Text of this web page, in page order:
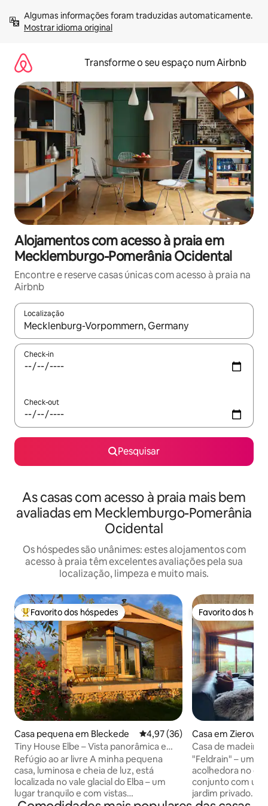
para
Mostrar idioma original
Transforme o seu espaço num Airbnb
Alojamentos com acesso à praia em
Mecklemburgo-Pomerânia Ocidental
Encontre e reserve casas únicas com acesso à praia na
Airbnb
Localização
Quando os resultados estiverem disponíveis, navegue com
Check-in
Check-out
Pesquisar
As casas com acesso à praia mais bem
avaliadas em Mecklemburgo-Pomerânia
Ocidental
Os hóspedes são unânimes: estes alojamentos com
acesso à praia têm excelentes avaliações pela sua
localização, limpeza e muito mais.
Favoritos dos hóspedes mais apreciados
Favorito dos hóspedes
Casa pequena em Bleckede Classificação média de 4,97
4,97 (36)
Tiny House Elbe – Vista panorâmica e
tranquilidade
Refúgio ao ar livre A minha pequena
casa, luminosa e cheia de luz, está
localizada no vale glacial do Elba – um
lugar tranquilo e com vistas
Favorito dos
Favorito dos
Casa em Zierow
Casa de madeira
da praia do Mar
"Feldrain" – uma
acolhedora no
conjunto com
jardim privado.